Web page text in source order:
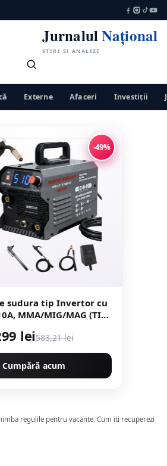
JurnalulNațional
ȘTIRI ȘI ANALIZE
Externe Afaceri Investiții
-49%
sudura tip Invertor cu
MMA/MIG/MAG (TIG
digital, ventilat, URAL
TEHNOLOGY ULTRA
HYBRID
lei583,21 lei
Cumpără acum
regulile pentru vacante. Cum iti recuperezi